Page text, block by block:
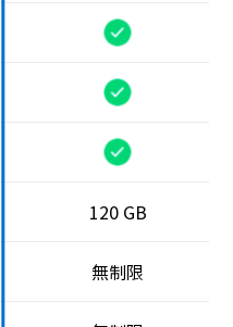
120 GB
無制限